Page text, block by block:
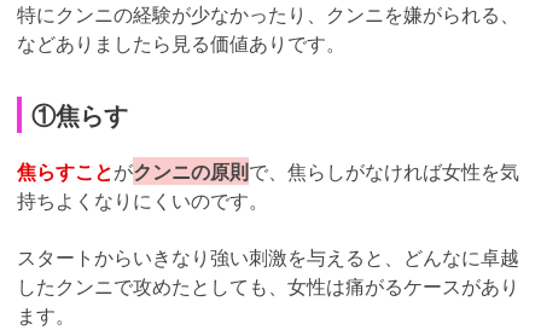
特にクンニの経験が少なかったり、クンニを嫌がられる、
などありましたら見る価値ありです。
①焦らす
焦らすことがクンニの原則で、焦らしがなければ女性を気
持ちよくなりにくいのです。
スタートからいきなり強い刺激を与えると、どんなに卓越
したクンニで攻めたとしても、女性は痛がるケースがあり
ます。